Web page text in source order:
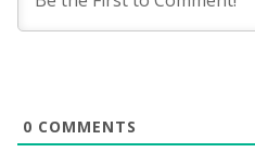
0 COMMENTS